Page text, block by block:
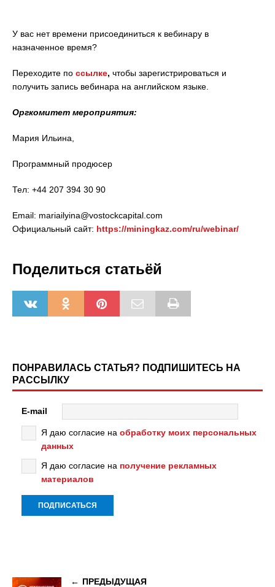
У вас нет времени присоединиться к вебинару в
назначенное время?
Переходите по ссылке, чтобы зарегистрироваться и
получить запись вебинара на английском языке.
Оргкомитет мероприятия:
Мария Ильина,
Программный продюсер
Тел: +44 207 394 30 90
Email: mariailyina@vostockcapital.com
Официальный сайт: https://miningkaz.com/ru/webinar/
Поделиться статьёй
ПОНРАВИЛАСЬ СТАТЬЯ? ПОДПИШИТЕСЬ НА
РАССЫЛКУ
E-mail
Я даю согласие на обработку моих персональных
данных
Я даю согласие на получение рекламных
материалов
ПРЕДЫДУЩАЯ